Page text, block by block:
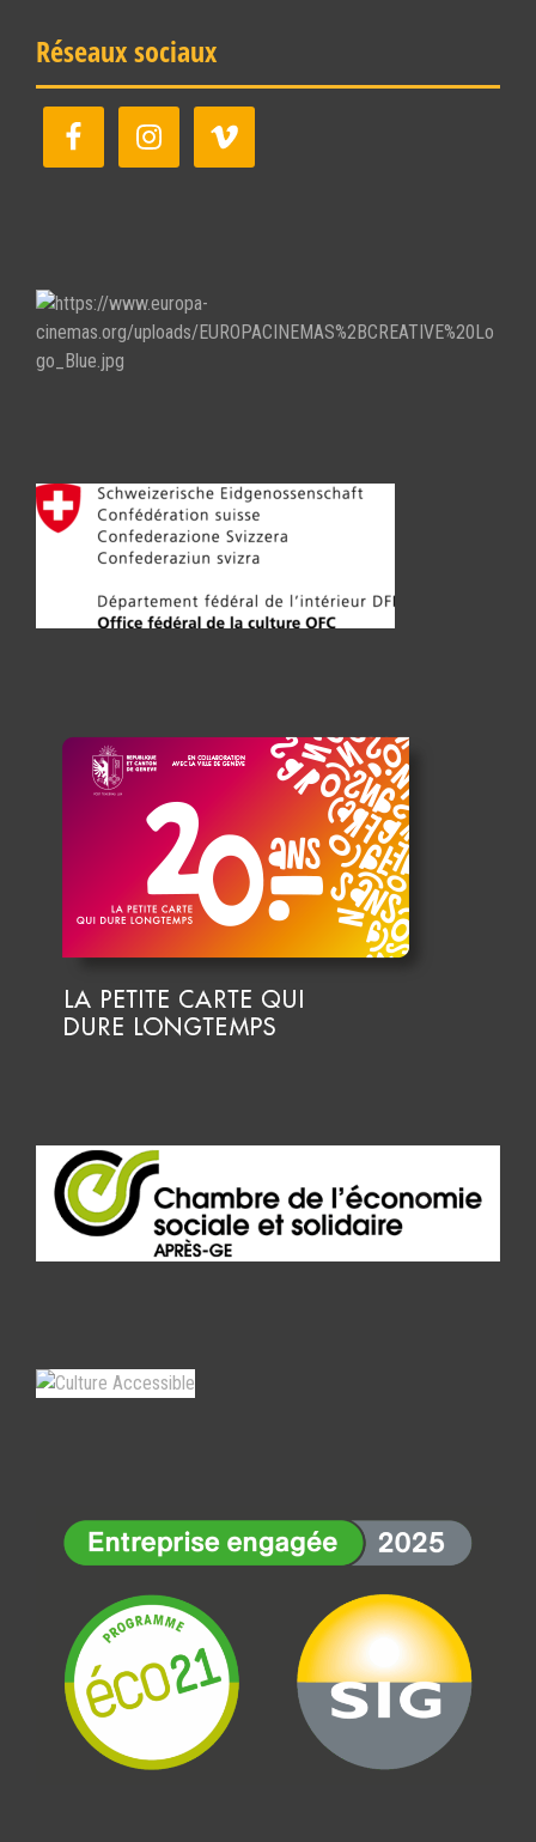
Réseaux sociaux